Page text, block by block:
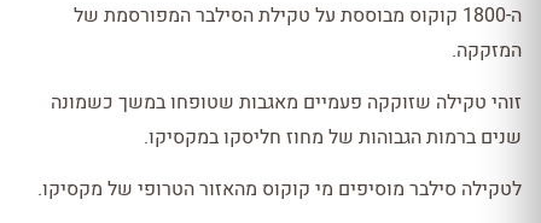
ה-1800 קוקוס מבוססת על טקילת הסילבר המפורסמת של
המזקקה.
זוהי טקילה שזוקקה פעמיים מאגבות שטופחו במשך כשמונה
שנים ברמות הגבוהות של מחוז חליסקו במקסיקו.
לטקילה סילבר מוסיפים מי קוקוס מהאזור הטרופי של מקסיקו.